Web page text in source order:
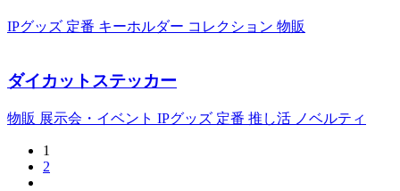
IPグッズ 定番 キーホルダー コレクション 物販
ダイカットステッカー
物販 展示会・イベント IPグッズ 定番 推し活 ノベルティ
1
2